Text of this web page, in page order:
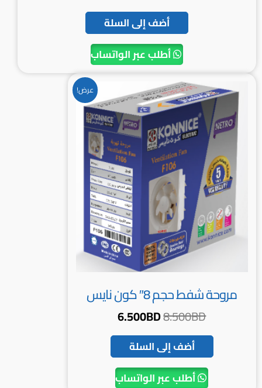
أضف إلى السلة
أطلب عبر الواتساب
عرض!
مروحة شفط حجم 8″ كون نايس
8.500BD
السعر
الأصلي
هو:
8.500BD.
6.500BD
السعر
الحالي
هو:
6.500BD.
أضف إلى السلة
أطلب عبر الواتساب